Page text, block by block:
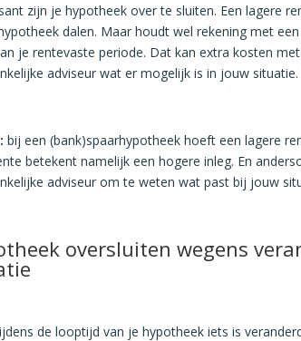
zijn je hypotheek over te sluiten. Een lagere
dalen. Maar houdt wel rekening met
je rentevaste periode. Dat kan extra kosten
adviseur wat er mogelijk is in jouw
bij een (bank)spaarhypotheek hoeft een lagere
betekent namelijk een hogere inleg. En
adviseur om te weten wat past bij jouw
oversluiten wegens
de looptijd van je hypotheek iets is